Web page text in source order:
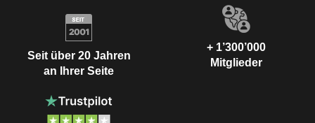
Seit über 20 Jahren
an Ihrer Seite
+ 1’300’000
Mitglieder